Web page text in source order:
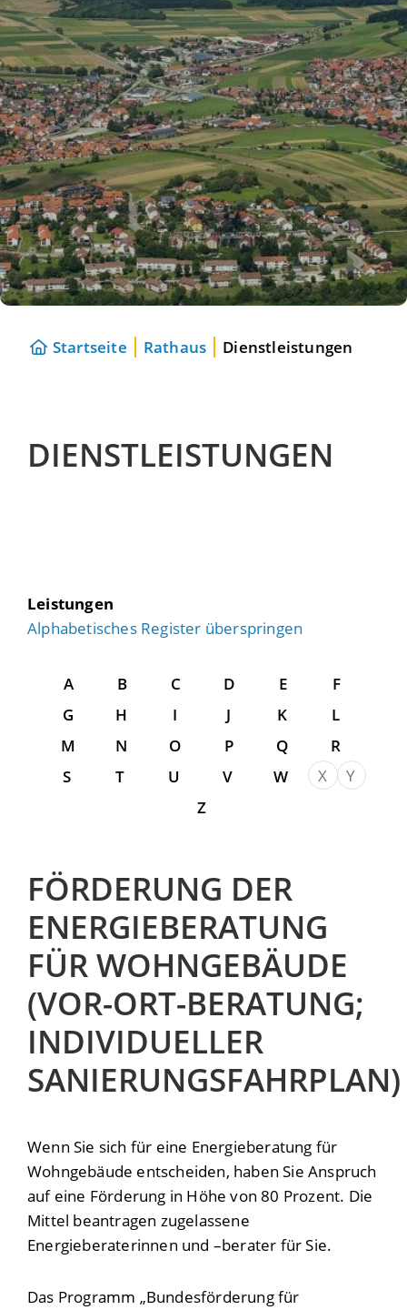
Startseite Rathaus Dienstleistungen
DIENSTLEISTUNGEN
Leistungen
Alphabetisches Register überspringen
A B C D E
F
G
H I J K
L
M
N O P Q
R
S
T U V W X
Y
Z
FÖRDERUNG DER
ENERGIEBERATUNG
FÜR WOHNGEBÄUDE
(VOR-ORT-BERATUNG;
INDIVIDUELLER
SANIERUNGSFAHRPLAN)
Wenn Sie sich für eine Energieberatung für
Wohngebäude entscheiden, haben Sie Anspruch
auf eine Förderung in Höhe von 80 Prozent. Die
Mittel beantragen zugelassene
Energieberaterinnen und –berater für Sie.
Das Programm „Bundesförderung für